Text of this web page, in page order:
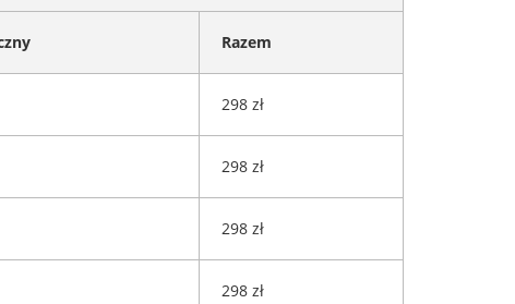
Razem
298 zł
298 zł
298 zł
298 zł